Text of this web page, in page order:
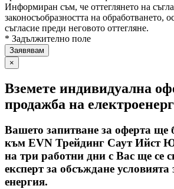
Информиран съм, че оттеглянето на
законосъобразността на обработването,
съгласие преди неговото оттегляне.
* Задължително поле
×
Вземете индивидуална
продажба на
Вашето запитване за оферта ще
към EVN Трейдинг Саут Ийст
на три работни дни с Вас ще се
експерт за обсъждане условията
енергия.